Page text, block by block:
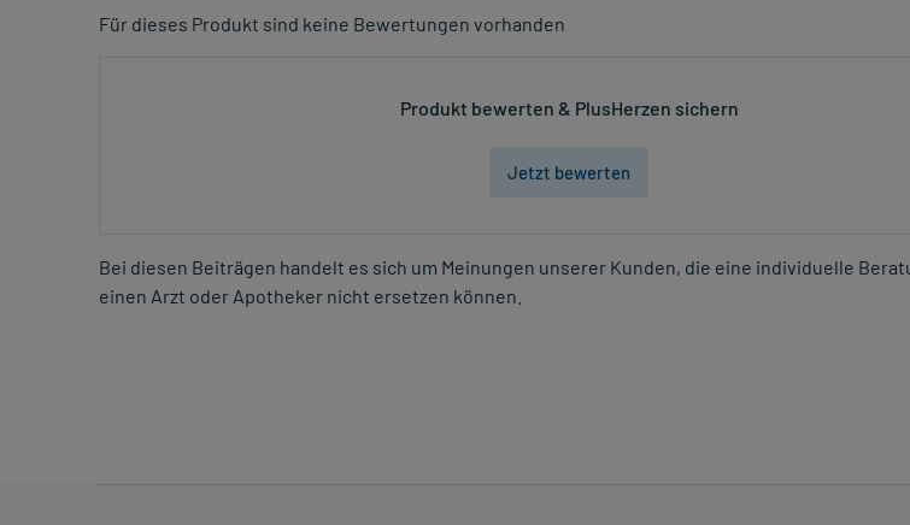
Für dieses Produkt sind keine Bewertungen vorhanden
Produkt bewerten & PlusHerzen sichern
Jetzt bewerten
Bei diesen Beiträgen handelt es sich um Meinungen unserer Kunden, die eine individuelle
einen Arzt oder Apotheker nicht ersetzen können.